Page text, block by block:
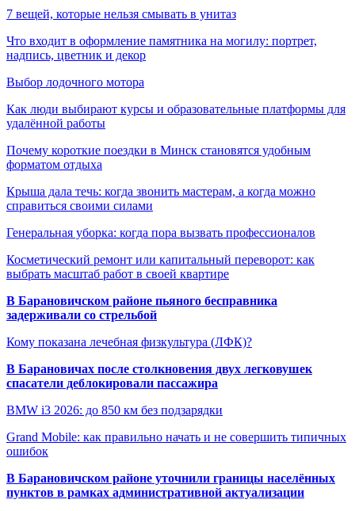
7 вещей, которые нельзя смывать в унитаз
Что входит в оформление памятника на могилу: портрет,
надпись, цветник и декор
Выбор лодочного мотора
Как люди выбирают курсы и образовательные платформы для
удалённой работы
Почему короткие поездки в Минск становятся удобным
форматом отдыха
Крыша дала течь: когда звонить мастерам, а когда можно
справиться своими силами
Генеральная уборка: когда пора вызвать профессионалов
Косметический ремонт или капитальный переворот: как
выбрать масштаб работ в своей квартире
В Барановичском районе пьяного бесправника
задерживали со стрельбой
Кому показана лечебная физкультура (ЛФК)?
В Барановичах после столкновения двух легковушек
спасатели деблокировали пассажира
BMW i3 2026: до 850 км без подзарядки
Grand Mobile: как правильно начать и не совершить типичных
ошибок
В Барановичском районе уточнили границы населённых
пунктов в рамках административной актуализации